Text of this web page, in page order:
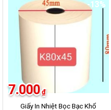
-13%
Giấy In Nhiệt Bọc Bạc Khổ
7.000 ₫